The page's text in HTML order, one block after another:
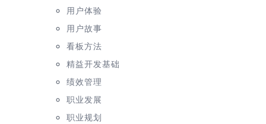
用户体验
用户故事
看板方法
精益开发基础
绩效管理
职业发展
职业规划